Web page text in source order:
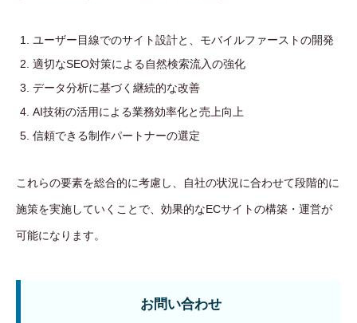
ユーザー目線でのサイト設計と、モバイルファーストの開発
適切なSEO対策による自然検索流入の強化
データ分析に基づく継続的な改善
AI技術の活用による業務効率化と売上向上
信頼できる制作パートナーの選定
これらの要素を総合的に考慮し、自社の状況に合わせて段階的に
施策を実施していくことで、効果的なECサイトの構築・運営が
可能になります。
お問い合わせ